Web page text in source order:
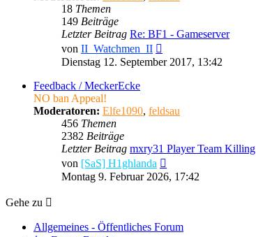
18 Themen
149 Beiträge
Letzter Beitrag Re: BF1 - Gameserver
von II_Watchmen_II
Beitrag
Dienstag 12. September 2017, 13:42
Feedback / MeckerEcke
NO ban Appeal!
Moderatoren: Elfe1090, feldsau
456 Themen
2382 Beiträge
Letzter Beitrag mxry31 Player Team Killing
von [SaS] H1ghlanda
Beitrag
Montag 9. Februar 2026, 17:42
Gehe zu
Allgemeines - Öffentliches Forum